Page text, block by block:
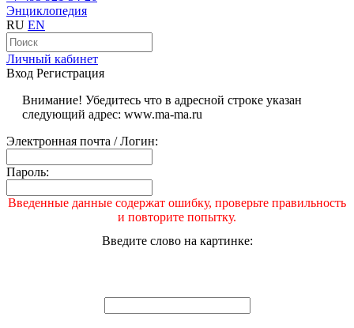
Энциклопедия
RU EN
Личный кабинет
Вход Регистрация
Внимание! Убедитесь что в адресной строке указан
следующий адрес: www.ma-ma.ru
Электронная почта / Логин:
Пароль:
Введенные данные содержат ошибку, проверьте правильность
и повторите попытку.
Введите слово на картинке: